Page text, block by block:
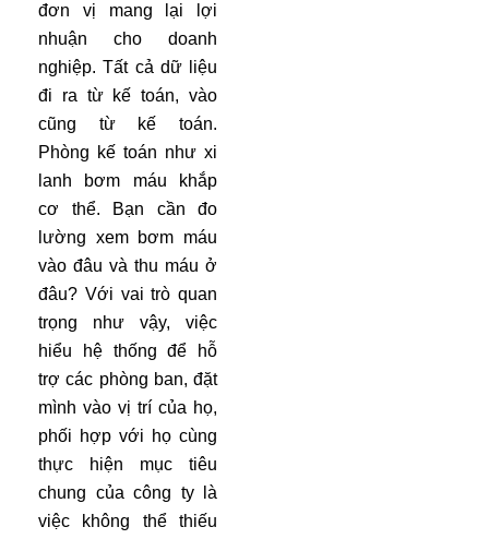
đơn vị mang lại lợi
nhuận cho doanh
nghiệp. Tất cả dữ liệu
đi ra từ kế toán, vào
cũng từ kế toán.
Phòng kế toán như xi
lanh bơm máu khắp
cơ thể. Bạn cần đo
lường xem bơm máu
vào đâu và thu máu ở
đâu? Với vai trò quan
trọng như vậy, việc
hiểu hệ thống để hỗ
trợ các phòng ban, đặt
mình vào vị trí của họ,
phối hợp với họ cùng
thực hiện mục tiêu
chung của công ty là
việc không thể thiếu